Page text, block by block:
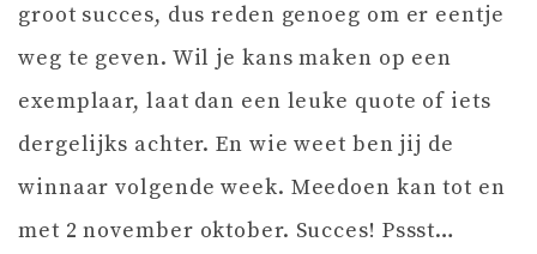
groot succes, dus reden genoeg om er eentje
weg te geven. Wil je kans maken op een
exemplaar, laat dan een leuke quote of iets
dergelijks achter. En wie weet ben jij de
winnaar volgende week. Meedoen kan tot en
met 2 november oktober. Succes! Pssst…